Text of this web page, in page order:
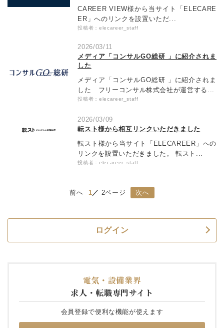
CAREER VIEW様から当サイト「ELECARE
ER」へのリンクを設置いただ...
投稿者：elecareer_staff
2026/03/11
メディア「コンサルGO総研 」に紹介されま
した
メディア「コンサルGO総研 」に紹介されま
した フリーコンサル株式会社が運営する...
投稿者：elecareer_staff
2026/03/09
転スト様から相互リンクいただきました
転スト様から当サイト「ELECAREER」への
リンクを設置いただきました。 転スト...
投稿者：elecareer_staff
前へ 1 2ページ 次へ
ログイン
電気・設備業界
求人・転職専門サイト
会員登録で便利な機能が使えます